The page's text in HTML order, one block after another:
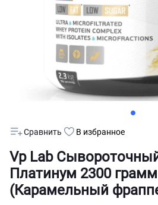
Vp Lab
Платинум 2300 грамм
(Карамельный
Сравнить В избранное